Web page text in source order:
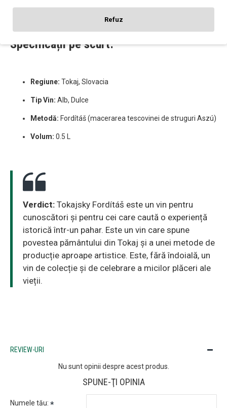
săptămâni fără a-și pierde din calitate.
Specificații pe scurt:
Regiune: Tokaj, Slovacia
Tip Vin: Alb, Dulce
Metodă: Fordítáš (macerarea tescovinei de struguri Aszú)
Volum: 0.5 L
Verdict: Tokajsky Fordítáš este un vin pentru
cunoscători și pentru cei care caută o experiență
istorică într-un pahar. Este un vin care spune
povestea pământului din Tokaj și a unei metode de
producție aproape artistice. Este, fără îndoială, un
vin de colecție și de celebrare a micilor plăceri ale
vieții.
REVIEW-URI
Nu sunt opinii despre acest produs.
SPUNE-ŢI OPINIA
Numele tău:
Refuz